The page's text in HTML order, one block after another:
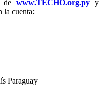
de www.TECHO.org.py y
la cuenta:
Paraguay